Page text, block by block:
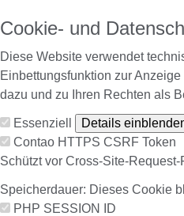
Cookie- und
Diese Website verwendet
Einbettungsfunktion zur
dazu und zu Ihren Rechten als
Essenziell Details
Contao HTTPS CSRF Token
Schützt vor Cross-Site-Request-
Speicherdauer: Dieses Cookie
PHP SESSION ID